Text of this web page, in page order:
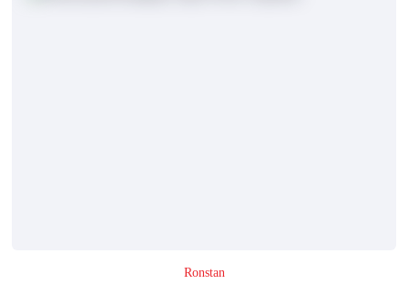
Ronstan